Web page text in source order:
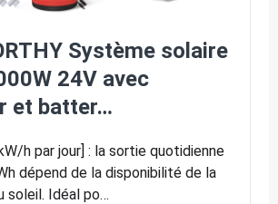
Système solaire
24V avec
et batter…
h par jour] : la sortie quotidienne
dépend de la disponibilité de la
soleil. Idéal po…